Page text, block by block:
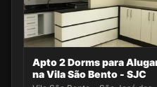
Apto 2 Dorms para
na Vila São Bento - SJC